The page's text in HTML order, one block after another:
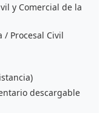
y Comercial de la
/ Procesal Civil
descargable